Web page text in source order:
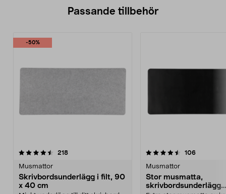
Passande tillbehör
-50%
218recensioner
Musmattor
Skrivbordsunderlägg i filt, 90
x 40 cm
4.5av 5 stjärnor 106
Musmattor
Stor musmatta,
skrivbordsunderlägg
4.5av 5 stjärnor